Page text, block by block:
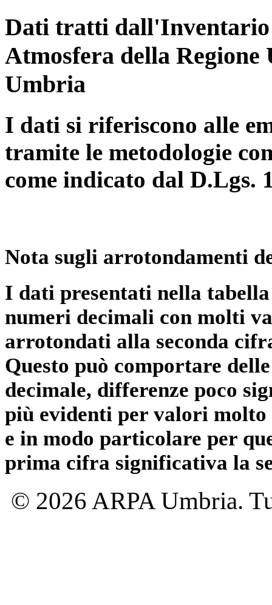
Dati tratti dall'Inventario
Atmosfera della
Umbria
I dati si riferiscono alle
tramite le metodologie
come indicato dal D.Lgs.
Nota sugli arrotondamenti
I dati presentati nella
numeri decimali con molti
arrotondati alla seconda
Questo può comportare
decimale, differenze poco
più evidenti per valori
e in modo particolare per
prima cifra significativa la
© 2026 ARPA Umbria.